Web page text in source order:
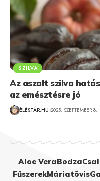
SZILVA
Az aszalt szilva
az emésztésre jó
ÉLÉSTÁR.HU 2025. SZEPTEMBER 8.
Aloe VeraBodza
FűszerekMáriatövis